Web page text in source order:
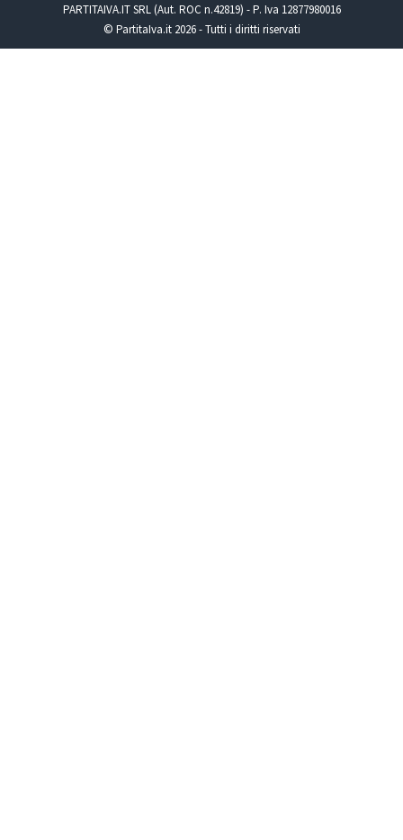
PARTITAIVA.IT SRL (Aut. ROC n.42819) - P. Iva 12877980016
© PartitaIva.it 2026 - Tutti i diritti riservati